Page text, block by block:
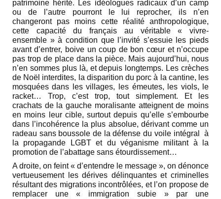
patrimoine hérité. Les idéologues radicaux d’un camp
ou de l’autre pourront le lui reprocher, ils n’en
changeront pas moins cette réalité anthropologique,
cette capacité du français au véritable « vivre-
ensemble » à condition que l’invité s’essuie les pieds
avant d’entrer, boive un coup de bon cœur et n’occupe
pas trop de place dans la pièce. Mais aujourd’hui, nous
n’en sommes plus là, et depuis longtemps. Les crèches
de Noël interdites, la disparition du porc à la cantine, les
mosquées dans les villages, les émeutes, les viols, le
racket… Trop, c’est trop, tout simplement. Et les
crachats de la gauche moralisante atteignent de moins
en moins leur cible, surtout depuis qu’elle s’embourbe
dans l’incohérence la plus absolue, dérivant comme un
radeau sans boussole de la défense du voile intégral à
la propagande LGBT et du véganisme militant à la
promotion de l’abattage sans étourdissement…
A droite, on feint « d’entendre le message », on dénonce
vertueusement les dérives délinquantes et criminelles
résultant des migrations incontrôlées, et l’on propose de
remplacer une « immigration subie » par une